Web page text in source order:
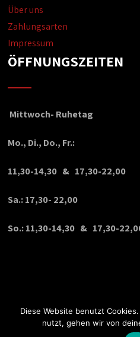
Über uns
Zahlungsarten
Impressum
ÖFFNUNGSZEITEN
Mittwoch- Ruhetag
Mo., Di., Do., Fr.:
11,30-14,30 & 17,30-22,00
Sa.: 17,30- 22,00
So.: 11,30-14,30 & 17,30-
© Copyright
Diese Website benutzt
nutzt, gehen wir von